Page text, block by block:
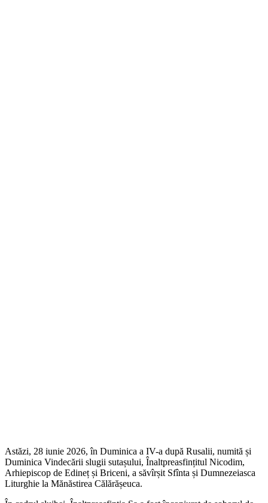
Astăzi, 28 iunie 2026, în Duminica a IV-a după Rusalii, numită și
Duminica Vindecării slugii sutașului, Înaltpreasfințitul Nicodim,
Arhiepiscop de Edineț și Briceni, a săvîrșit Sfînta și Dumnezeiasca
Liturghie la Mănăstirea Călărășeuca.